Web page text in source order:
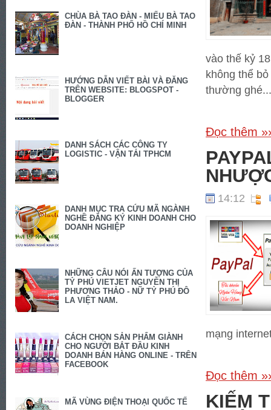
CHÙA BÀ TAO ĐÀN - MIẾU BÀ TAO
ĐÀN - THÀNH PHỐ HỒ CHÍ MINH
HƯỚNG DẪN VIẾT BÀI VÀ ĐĂNG
TRÊN WEBSITE: BLOGSPOT -
BLOGGER
DANH SÁCH CÁC CÔNG TY
LOGISTIC - VẬN TẢI TPHCM
DANH MỤC TRA CỨU MÃ NGÀNH
NGHỀ ĐĂNG KÝ KINH DOANH CHO
DOANH NGHIỆP
NHỮNG CÂU NÓI ẤN TƯỢNG CỦA
TỶ PHÚ VIETJET NGUYỄN THỊ
PHƯƠNG THẢO - NỮ TỶ PHÚ ĐÔ
LA VIỆT NAM.
CÁCH CHỌN SẢN PHẨM GIÀNH
CHO NGƯỜI BẮT ĐẦU KINH
DOANH BÁN HÀNG ONLINE - TRÊN
FACEBOOK
MÃ VÙNG ĐIỆN THOẠI QUỐC TẾ
vào thế kỷ
không thể
thường ghé...
Đọc thêm
14:12
mạng
Đọc thêm
KIẾM